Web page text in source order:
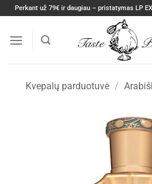
Skip
content
Perkant už 79€ ir daugiau – pristatymas LP
Kvepalų parduotuvė /